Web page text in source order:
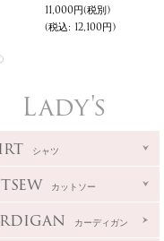
11,000円(税別)
(税込: 12,100円)
Lady's
シャツ
カットソー
カーディガン